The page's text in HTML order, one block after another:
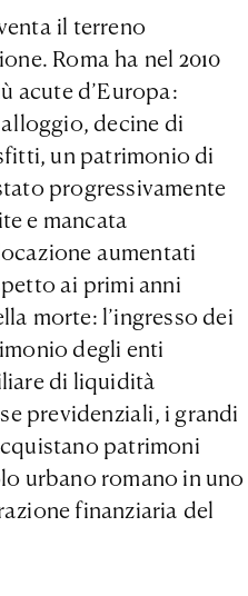
il terreno
Roma ha nel 2010
acute d’Europa:
decine di
un patrimonio di
progressivamente
e mancata
aumentati
ai primi anni
morte: l’ingresso dei
degli enti
di liquidità
previdenziali, i grandi
patrimoni
urbano romano in uno
finanziaria del